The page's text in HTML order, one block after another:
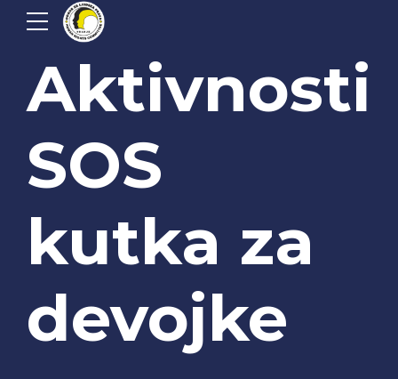
Aktivnosti
SOS
kutka za
devojke